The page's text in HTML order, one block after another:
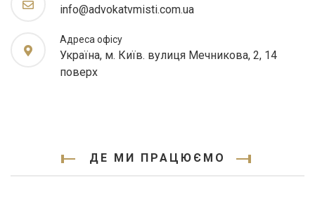
info@advokatvmisti.com.ua
Адреса офісу
Україна, м. Київ. вулиця Мечникова, 2, 14
поверх
ДЕ МИ ПРАЦЮЄМО